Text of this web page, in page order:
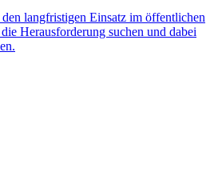
langfristigen Einsatz im öffentlichen
Herausforderung suchen und dabei